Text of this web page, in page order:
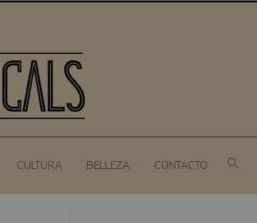
CULTURA BELLEZA CONTACTO